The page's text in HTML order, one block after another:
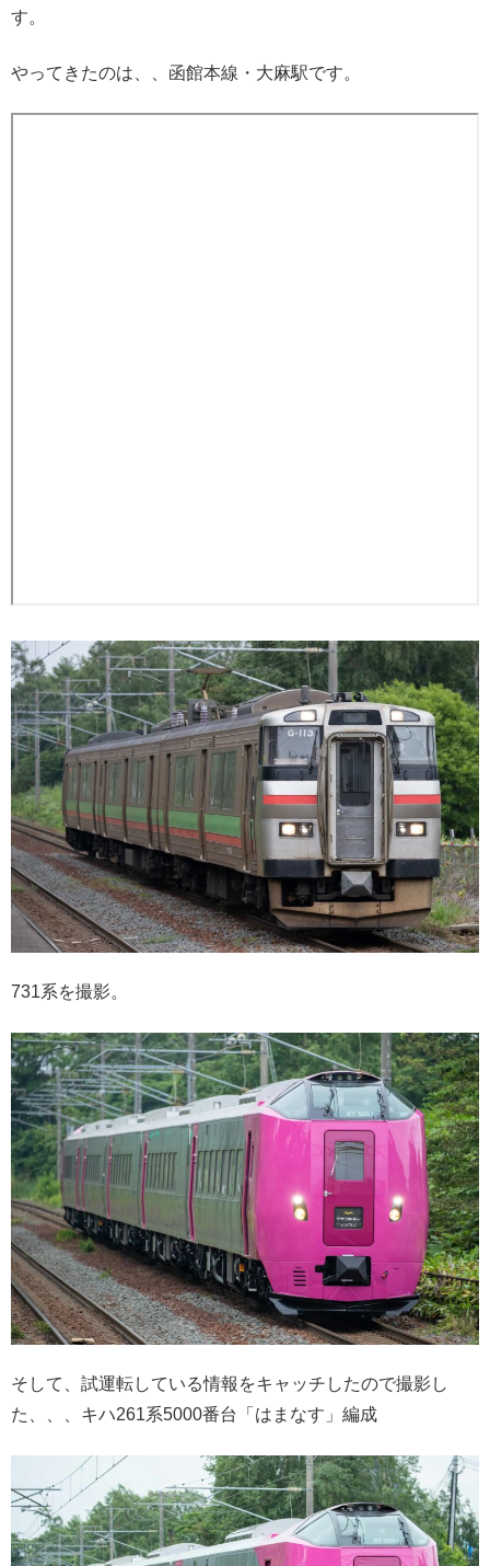
す。
やってきたのは、、函館本線・大麻駅です。
731系を撮影。
そして、試運転している情報をキャッチしたので撮影し
た、、、キハ261系5000番台「はまなす」編成